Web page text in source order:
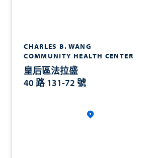
CHARLES B. WANG
COMMUNITY HEALTH CENTER
皇后區法拉盛
40 路 131-72 號